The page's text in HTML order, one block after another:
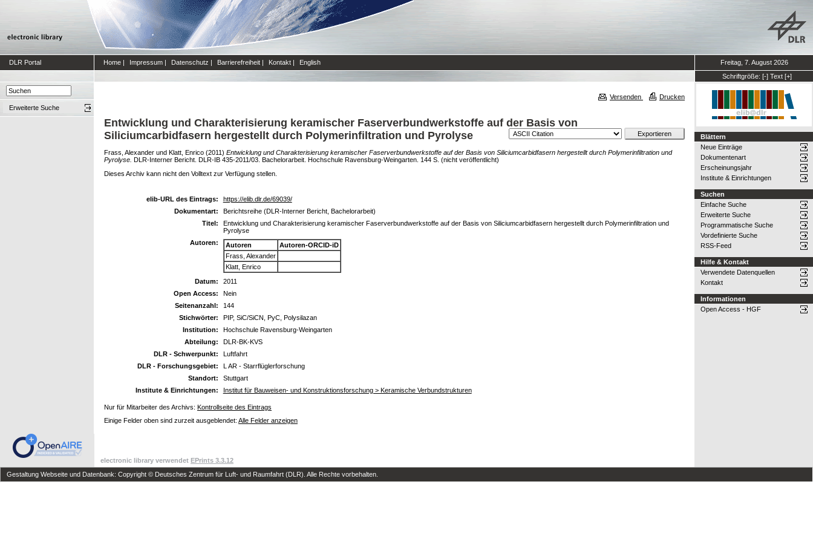
DLR Portal Home | Impressum | Datenschutz | Barrierefreiheit | Kontakt | English
Freitag, 7. August 2026
Schriftgröße: [-] Text [+]
Erweiterte Suche
Versenden Drucken
Entwicklung und Charakterisierung keramischer Faserverbundwerkstoffe auf der Basis von
Siliciumcarbidfasern hergestellt durch Polymerinfiltration und Pyrolyse
Frass, Alexander und Klatt, Enrico (2011) Entwicklung und Charakterisierung keramischer Faserverbundwerkstoffe auf der Basis von Siliciumcarbidfasern hergestellt durch Polymerinfiltration und
Pyrolyse. DLR-Interner Bericht. DLR-IB 435-2011/03. Bachelorarbeit. Hochschule Ravensburg-Weingarten. 144 S. (nicht veröffentlicht)
Dieses Archiv kann nicht den Volltext zur Verfügung stellen.
elib-URL des Eintrags:
https://elib.dlr.de/69039/
Dokumentart:
Berichtsreihe (DLR-Interner Bericht, Bachelorarbeit)
Titel:
Entwicklung und Charakterisierung keramischer Faserverbundwerkstoffe auf der Basis von Siliciumcarbidfasern hergestellt durch Polymerinfiltration und
Pyrolyse
Autoren:
Autoren
Autoren-ORCID-iD
Frass, Alexander
Klatt, Enrico
Datum:
2011
Open Access:
Nein
Seitenanzahl:
144
Stichwörter:
PIP, SiC/SiCN, PyC, Polysilazan
Institution:
Hochschule Ravensburg-Weingarten
Abteilung:
DLR-BK-KVS
DLR - Schwerpunkt:
Luftfahrt
DLR - Forschungsgebiet:
L AR - Starrflüglerforschung
Standort:
Stuttgart
Institute & Einrichtungen:
Institut für Bauweisen- und Konstruktionsforschung > Keramische Verbundstrukturen
Nur für Mitarbeiter des Archivs: Kontrollseite des Eintrags
Einige Felder oben sind zurzeit ausgeblendet: Alle Felder anzeigen
Blättern
Neue Einträge
Dokumentenart
Erscheinungsjahr
Institute & Einrichtungen
Suchen
Einfache Suche
Erweiterte Suche
Programmatische Suche
Vordefinierte Suche
RSS-Feed
Hilfe & Kontakt
Verwendete Datenquellen
Kontakt
Informationen
Open Access - HGF
electronic library verwendet EPrints 3.3.12
Gestaltung Webseite und Datenbank: Copyright © Deutsches Zentrum für Luft- und Raumfahrt (DLR). Alle Rechte vorbehalten.